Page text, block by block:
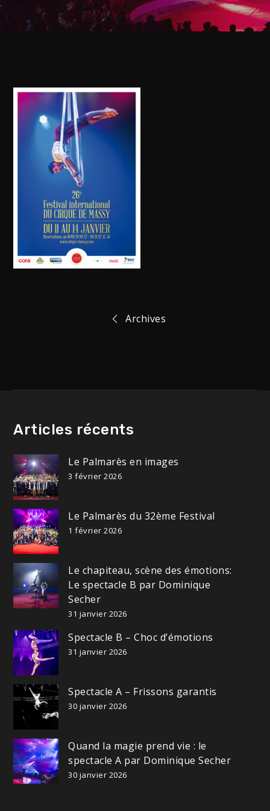
Navigation
l’article
Archives
Articles récents
Le Palmarès en images
3 février 2026
Le Palmarès du 32ème Festival
1 février 2026
Le chapiteau, scène des émotions:
Le spectacle B par Dominique
Secher
31 janvier 2026
Spectacle B – Choc d’émotions
31 janvier 2026
Spectacle A – Frissons garantis
30 janvier 2026
Quand la magie prend vie : le
spectacle A par Dominique Secher
30 janvier 2026